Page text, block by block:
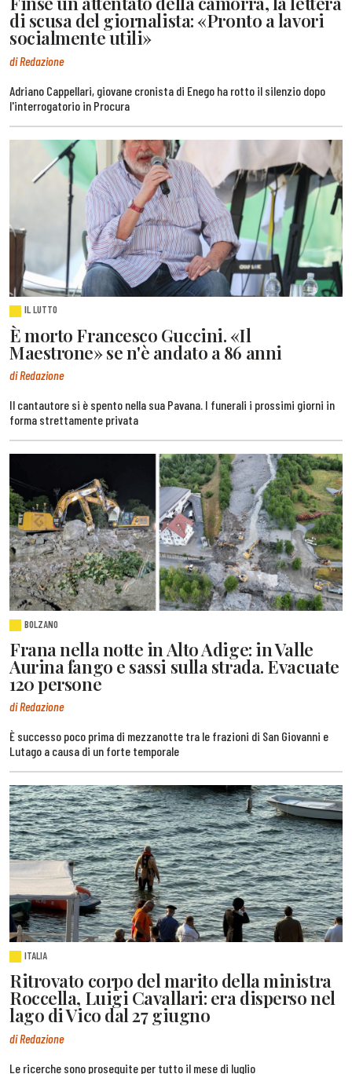
di scusa del giornalista: «Pronto a lavori
socialmente utili»
di Redazione
Adriano Cappellari, giovane cronista di Enego ha rotto il silenzio dopo
l'interrogatorio in Procura
IL LUTTO
È morto Francesco Guccini. «Il
Maestrone» se n'è andato a 86 anni
di Redazione
Il cantautore si è spento nella sua Pavana. I funerali i prossimi giorni in
forma strettamente privata
BOLZANO
Frana nella notte in Alto Adige: in Valle
Aurina fango e sassi sulla strada. Evacuate
120 persone
di Redazione
È successo poco prima di mezzanotte tra le frazioni di San Giovanni e
Lutago a causa di un forte temporale
ITALIA
Ritrovato corpo del marito della ministra
Roccella, Luigi Cavallari: era disperso nel
lago di Vico dal 27 giugno
di Redazione
Le ricerche sono proseguite per tutto il mese di luglio